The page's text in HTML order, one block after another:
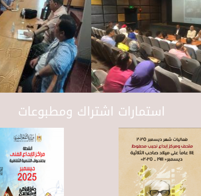
استمارات اشتراك ومطبوعات